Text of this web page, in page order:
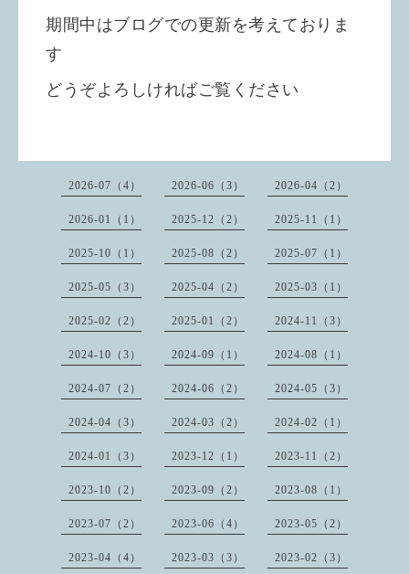
期間中はブログでの更新を考えておりま
す
どうぞよろしければご覧ください
2026-07（4） 2026-06（3） 2026-04（2）
2026-01（1） 2025-12（2） 2025-11（1）
2025-10（1） 2025-08（2） 2025-07（1）
2025-05（3） 2025-04（2） 2025-03（1）
2025-02（2） 2025-01（2） 2024-11（3）
2024-10（3） 2024-09（1） 2024-08（1）
2024-07（2） 2024-06（2） 2024-05（3）
2024-04（3） 2024-03（2） 2024-02（1）
2024-01（3） 2023-12（1） 2023-11（2）
2023-10（2） 2023-09（2） 2023-08（1）
2023-07（2） 2023-06（4） 2023-05（2）
2023-04（4） 2023-03（3） 2023-02（3）